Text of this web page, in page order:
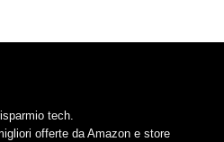
tech.
offerte da Amazon e store